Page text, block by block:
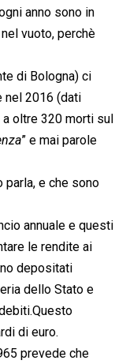
anno sono in
vuoto, perchè
di Bologna) ci
nel 2016 (dati
oltre 320 morti sul
” e mai parole
parla, e che sono
annuale e questi
le rendite ai
depositati
dello Stato e
di euro.
prevede che